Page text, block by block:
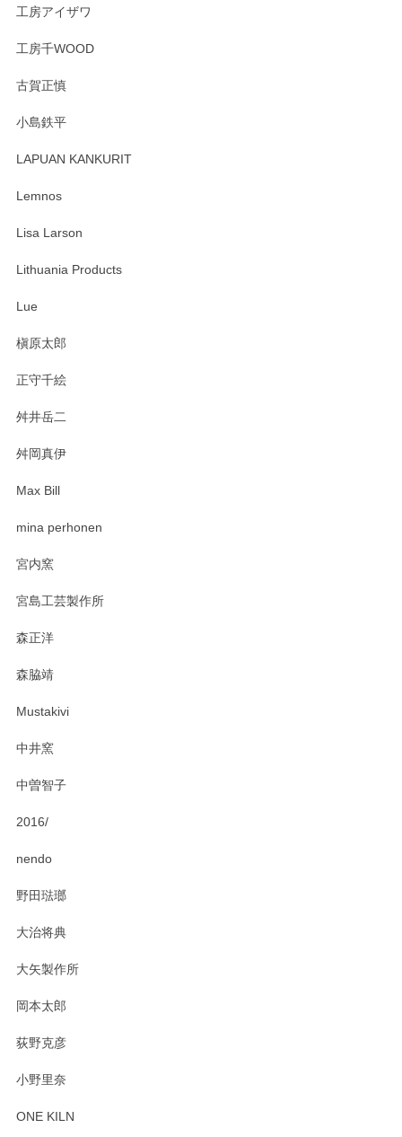
す。 素敵な湯呑みでとても気に入りました。 発送も早く、
たm(_)m
います。無事に届いたようで安心いたしまし
おかけしました。 ありがとうございます。
工房アイザワ
工房千WOOD
古賀正慎
小島鉄平
LAPUAN KANKURIT
Lemnos
Lisa Larson
Lithuania Products
Lue
槇原太郎
正守千絵
舛井岳二
舛岡真伊
Max Bill
mina perhonen
宮内窯
宮島工芸製作所
森正洋
森脇靖
Mustakivi
中井窯
中曽智子
2016/
nendo
野田琺瑯
大治将典
大矢製作所
岡本太郎
荻野克彦
小野里奈
ONE KILN